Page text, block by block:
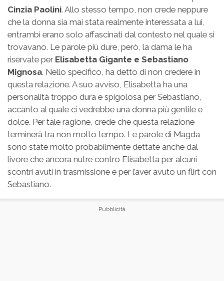
Cinzia Paolini. Allo stesso tempo, non crede neppure
che la donna sia mai stata realmente interessata a lui,
entrambi erano solo affascinati dal contesto nel quale si
trovavano. Le parole più dure, però, la dama le ha
riservate perElisabetta Gigante e Sebastiano
Mignosa. Nello specifico, ha detto di non credere in
questa relazione. A suo avviso, Elisabetta ha una
personalità troppo dura e spigolosa per Sebastiano,
accanto al quale ci vedrebbe una donna più gentile e
dolce. Per tale ragione, crede che questa relazione
terminerà tra non molto tempo. Le parole di Magda
sono state molto probabilmente dettate anche dal
livore che ancora nutre contro Elisabetta per alcuni
scontri avuti in trasmissione e per l’aver avuto un flirt con
Sebastiano.